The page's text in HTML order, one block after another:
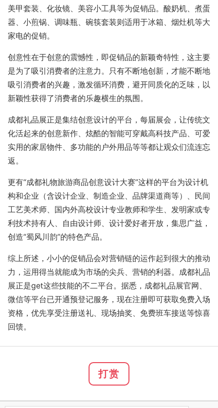
美甲套装、化妆镜、美容小工具等为促销品。酸奶机、煮蛋
器、小煎锅、调味瓶、碗筷套装则适用于冰箱、烟灶机等大
家电的促销。
创意性在于创意的震憾性，即促销品的新颖奇特性，这主要
是为了吸引消费者的注意力。只有不断地创新，才能不断地
吸引消费者的兴趣，激发循环消费，避开同质化的乏味，以
新颖性获得了消费者的乐趣横生的氛围。
成都礼品展正是集结创意设计的平台，每届展会，让传统文
化活起来的创意新作、炫酷的智能可穿戴高科技产品、可爱
实用的家居物件、多功能的户外用品等等都让观众们流连忘
返。
更有“成都礼物旅游商品创意设计大赛”这样的平台为设计机
构和企业（含设计企业、制造企业、品牌渠道商等）、民间
工艺美术师、国内外高校设计专业教师和学生、发明家或专
利技术持有人、自由设计师、设计爱好者开放，集思广益，
创造“蜀风川韵”的特色产品。
综上所述，小小的促销品会对营销链的运作起到很大的推动
力，运用得当就能成为市场的尖兵、营销的利器。成都礼品
展正是get这些技能的不二平台。据悉，成都礼品展官网、
微信等平台已开通预登记服务，现在注册即可获取免费入场
资格，优先享受注册送礼、现场抽奖、免费班车接送等惊喜
回馈。
打赏